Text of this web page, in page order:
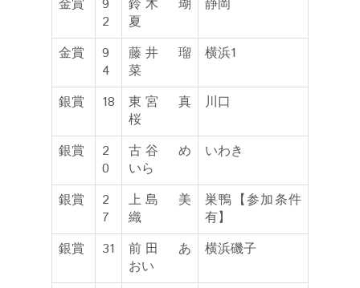
金賞
9
2
鈴木 瑚
夏
静岡
金賞
9
4
藤井 瑠
菜
横浜1
銀賞 18
東宮 真
桜
川口
銀賞
2
0
古谷 め
いら
いわき
銀賞
2
7
上島 美
織
巣鴨【参加条件
有】
銀賞
31
前田 あ
おい
横浜磯子